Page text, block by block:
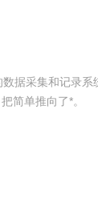
据采集和记录系
简单推向了*。